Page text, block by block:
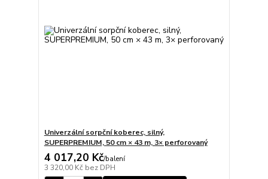
Univerzální sorpční koberec, silný,
SUPERPREMIUM, 50 cm × 43 m, 3× perforovaný
4 017,20 Kč/balení
3 320,00 Kč bez DPH